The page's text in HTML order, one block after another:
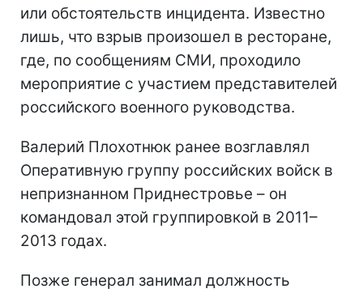
или обстоятельств инцидента. Известно
лишь, что взрыв произошел в ресторане,
где, по сообщениям СМИ, проходило
мероприятие с участием представителей
российского военного руководства.
Валерий Плохотнюк ранее возглавлял
Оперативную группу российских войск в
непризнанном Приднестровье – он
командовал этой группировкой в 2011–
2013 годах.
Позже генерал занимал должность